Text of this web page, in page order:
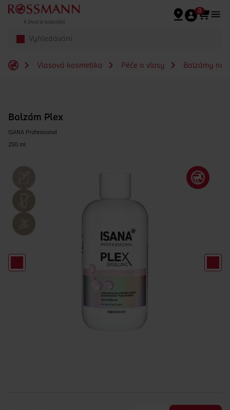
Přeskočit na hlavmní obsah
0
Vlasová kosmetika Péče o vlasy Balzámy na
Balzám Plex
ISANA Professional
250 ml